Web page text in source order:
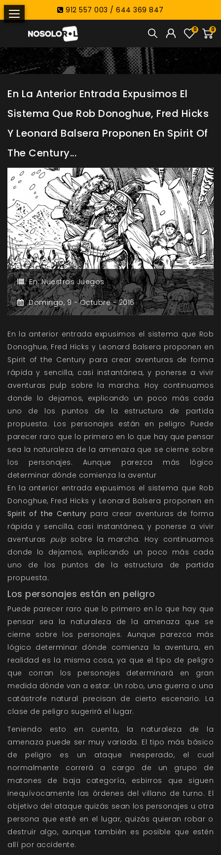
912 557 003 / 644 369 847
0
0
En La Anterior Entrada Expusimos El
Sistema Que Rob Donoghue, Fred Hicks
Y Leonard Balsera Proponen En Spirit Of
The Century...
En:Nuestros Juegos
Domingo,9 -Octubre -2016
En la anterior entrada expusimos el sistema que Rob
Donoghue, Fred Hicks y Leonard Balsera proponen en
Spirit of the Century para crear aventuras de forma
rápida y sencilla, casi instantánea, y ponerse a vivir
aventuras pulp sobre la marcha. Hoy continuamos
donde lo dejamos, explicando un poco más cada
uno de los puntos de la estructura de partida
propuesta. Los personajes están en peligro Puede
parecer raro que lo primero en lo que hay que pensar
sea la naturaleza de la amenaza que se cierne sobre
los personajes. Aunque parezca más lógico
determinar dónde comienza la aventur
En la anterior entrada expusimos el sistema que Rob
Donoghue, Fred Hicks y Leonard Balsera proponen en
Spirit of the Century para crear aventuras de forma
rápida y sencilla, casi instantánea, y ponerse a vivir
aventuras pulpsobre la marcha. Hoy continuamos
donde lo dejamos, explicando un poco más cada
uno de los puntos de la estructura de partida
propuesta.
Los personajes están en peligro
Puede parecer raro que lo primero en lo que hay que
pensar sea la naturaleza de la amenaza que se
cierne sobre los personajes. Aunque parezca más
lógico determinar dónde comienza la aventura, en
realidad es la misma cosa, ya que el tipo de peligro
que corran los personajes determinará en gran
medida dónde van a estar. Un robo, una guerra o una
catástrofe natural precisan de cierto escenario. La
clase de peligro sugerirá el lugar.
Teniendo esto en cuenta, la naturaleza de la
amenaza puede ser muy variada. El tipo más básico
de peligro es un ataque inesperado, el cual
normalmente correrá a cargo de un grupo de
matones de baja categoría, esbirros que siguen
inequívocamente las órdenes del villano de turno. El
objetivo del ataque quizás sean los personajes u otra
persona que esté en el lugar, quizás quieran robar o
destruir algo, aunque también es posible que estén
allí por accidente.